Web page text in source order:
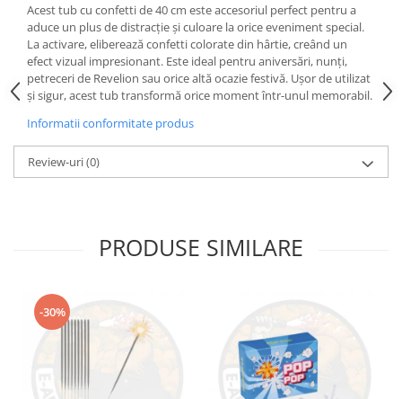
Acest tub cu confetti de 40 cm este accesoriul perfect pentru a
aduce un plus de distracție și culoare la orice eveniment special.
La activare, eliberează confetti colorate din hârtie, creând un
efect vizual impresionant. Este ideal pentru aniversări, nunți,
petreceri de Revelion sau orice altă ocazie festivă. Ușor de utilizat
și sigur, acest tub transformă orice moment într-unul memorabil.
Informatii conformitate produs
Review-uri(0)
PRODUSE SIMILARE
-30%